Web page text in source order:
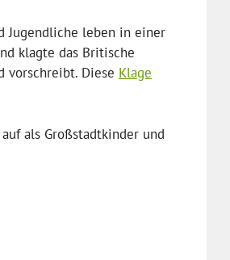
Jugendliche leben in einer
klagte das Britische
vorschreibt. Diese Klage
als Großstadtkinder und